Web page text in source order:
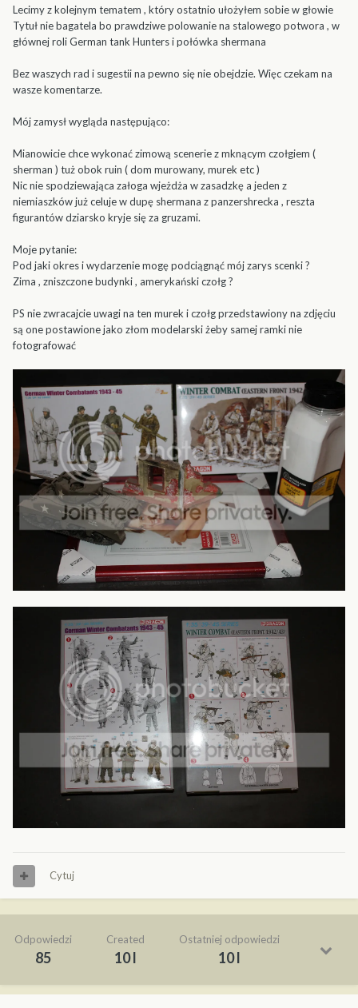
Lecimy z kolejnym tematem , który ostatnio ułożyłem sobie w głowie
Tytuł nie bagatela bo prawdziwe polowanie na stalowego potwora , w
głównej roli German tank Hunters i połówka shermana
Bez waszych rad i sugestii na pewno się nie obejdzie. Więc czekam na
wasze komentarze.
Mój zamysł wygląda następująco:
Mianowicie chce wykonać zimową scenerie z mknącym czołgiem (
sherman ) tuż obok ruin ( dom murowany, murek etc )
Nic nie spodziewająca załoga wjeżdża w zasadzkę a jeden z
niemiaszków już celuje w dupę shermana z panzershrecka , reszta
figurantów dziarsko kryje się za gruzami.
Moje pytanie:
Pod jaki okres i wydarzenie mogę podciągnąć mój zarys scenki ?
Zima , zniszczone budynki , amerykański czołg ?
PS nie zwracajcie uwagi na ten murek i czołg przedstawiony na zdjęciu
są one postawione jako złom modelarski żeby samej ramki nie
fotografować
Cytuj
Odpowiedzi
85
Created
10 l
Ostatniej odpowiedzi
10 l